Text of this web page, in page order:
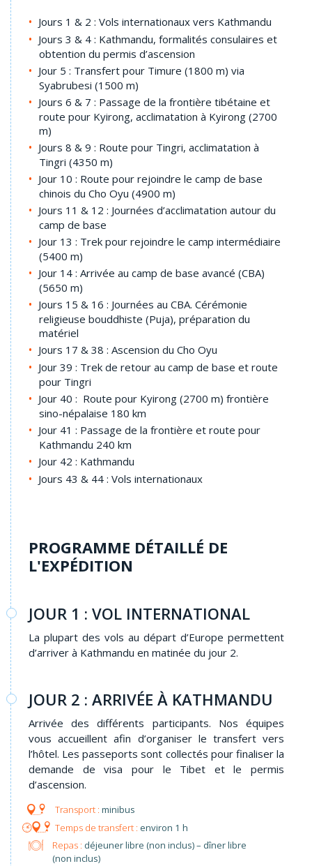
Jours 1 & 2 : Vols internationaux vers Kathmandu
Jours 3 & 4 : Kathmandu, formalités consulaires et
obtention du permis d’ascension
Jour 5 : Transfert pour Timure (1800 m) via
Syabrubesi (1500 m)
Jours 6 & 7 : Passage de la frontière tibétaine et
route pour Kyirong, acclimatation à Kyirong (2700
m)
Jours 8 & 9 : Route pour Tingri, acclimatation à
Tingri (4350 m)
Jour 10 : Route pour rejoindre le camp de base
chinois du Cho Oyu (4900 m)
Jours 11 & 12 : Journées d’acclimatation autour du
camp de base
Jour 13 : Trek pour rejoindre le camp intermédiaire
(5400 m)
Jour 14 : Arrivée au camp de base avancé (CBA)
(5650 m)
Jours 15 & 16 : Journées au CBA. Cérémonie
religieuse bouddhiste (Puja), préparation du
matériel
Jours 17 & 38 : Ascension du Cho Oyu
Jour 39 : Trek de retour au camp de base et route
pour Tingri
Jour 40 : Route pour Kyirong (2700 m) frontière
sino-népalaise 180 km
Jour 41 : Passage de la frontière et route pour
Kathmandu 240 km
Jour 42 : Kathmandu
Jours 43 & 44 : Vols internationaux
PROGRAMME DÉTAILLÉ DE
L'EXPÉDITION
JOUR 1 : VOL INTERNATIONAL
La plupart des vols au départ d’Europe permettent
d’arriver à Kathmandu en matinée du jour 2.
JOUR 2 : ARRIVÉE À KATHMANDU
Arrivée des différents participants. Nos équipes
vous accueillent afin d’organiser le transfert vers
l’hôtel. Les passeports sont collectés pour finaliser la
demande de visa pour le Tibet et le permis
d’ascension.
minibus
environ 1 h
Repas : déjeuner libre (non inclus) – dîner libre
(non inclus)